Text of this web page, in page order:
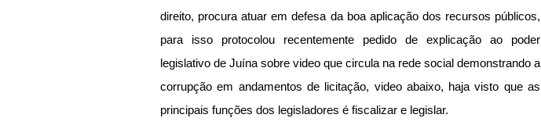
direito, procura atuar em defesa da boa aplicação dos recursos públicos,
para isso protocolou recentemente pedido de explicação ao poder
legislativo de Juína sobre video que circula na rede social demonstrando a
corrupção em andamentos de licitação, video abaixo, haja visto que as
principais funções dos legisladores é fiscalizar e legislar.